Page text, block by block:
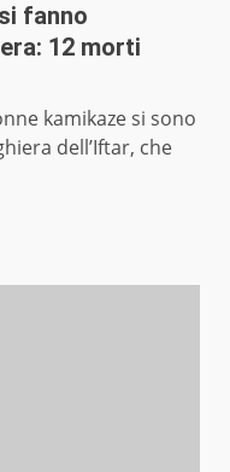
fanno
12 morti
kamikaze si sono
dell’Iftar, che